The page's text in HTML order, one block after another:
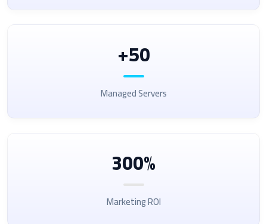
50+
Managed Servers
300%
Marketing ROI